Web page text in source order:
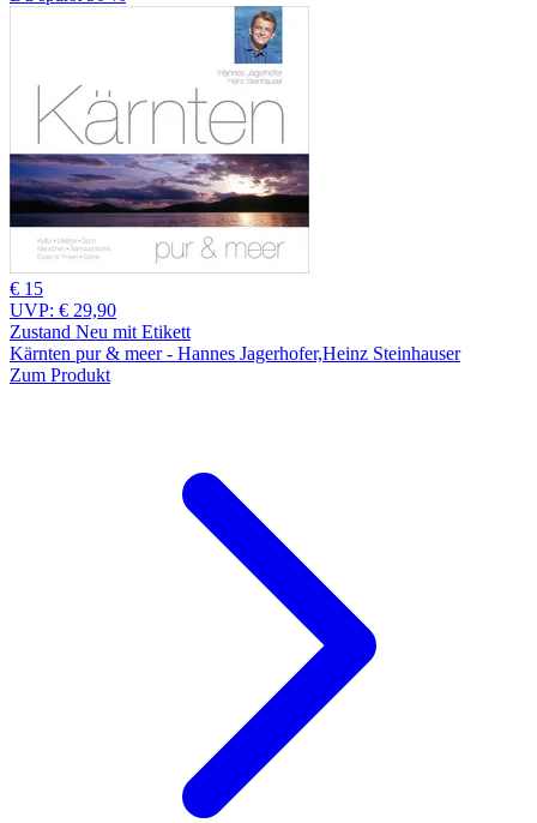
€ 15
UVP: € 29,90
Zustand Neu mit Etikett
Kärnten pur & meer - Hannes Jagerhofer,Heinz Steinhauser
Zum Produkt